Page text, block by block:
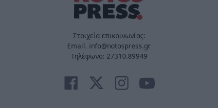
Στοιχεία επικοινωνίας:
Email. info@notospress.gr
Τηλέφωνο: 27310.89949